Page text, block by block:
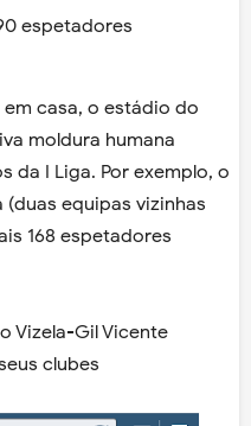
espetadores
casa, o estádio do
moldura humana
da I Liga. Por exemplo, o
equipas vizinhas
168 espetadores
Vizela-Gil Vicente
clubes